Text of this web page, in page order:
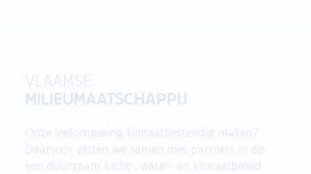
VLAAMSE
MILIEUMAATSCHAPPIJ
Onze leefomgeving klimaatbestendig maken?
Daarvoor zetten we samen met partners in op
een duurzaam lucht-, water- en klimaatbeleid.